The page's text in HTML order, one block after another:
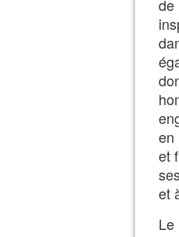
en
et
et